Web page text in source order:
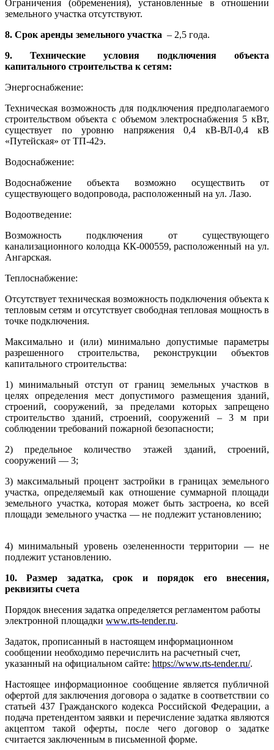
Ограничения (обременения), установленные в отношении
земельного участка отсутствуют.
8. Срок аренды земельного участка – 2,5 года.
9. Технические условия подключения объекта
капитального строительства к сетям:
Энергоснабжение:
Техническая возможность для подключения предполагаемого
строительством объекта с объемом электроснабжения 5 кВт,
существует по уровню напряжения 0,4 кВ-ВЛ-0,4 кВ
«Путейская» от ТП-42э.
Водоснабжение:
Водоснабжение объекта возможно осуществить от
существующего водопровода, расположенный на ул. Лазо.
Водоотведение:
Возможность подключения от существующего
канализационного колодца КК-000559, расположенный на ул.
Ангарская.
Теплоснабжение:
Отсутствует техническая возможность подключения объекта к
тепловым сетям и отсутствует свободная тепловая мощность в
точке подключения.
Максимально и (или) минимально допустимые параметры
разрешенного строительства, реконструкции объектов
капитального строительства:
1) минимальный отступ от границ земельных участков в
целях определения мест допустимого размещения зданий,
строений, сооружений, за пределами которых запрещено
строительство зданий, строений, сооружений – 3 м при
соблюдении требований пожарной безопасности;
2) предельное количество этажей зданий, строений,
сооружений — 3;
3) максимальный процент застройки в границах земельного
участка, определяе­мый как отношение суммарной площади
земельного участка, которая может быть застроена, ко всей
площади земельного участка — не подлежит установлению;
4) минимальный уровень озелененности территории — не
подлежит установлению.
10. Размер задатка, срок и порядок его внесения,
реквизиты счета
Порядок внесения задатка определяется регламентом работы
электронной площадки www.rts-tender.ru.
Задаток, прописанный в настоящем информационном
сообщении необходимо перечислить на расчетный счет,
указанный на официальном сайте: https://www.rts-tender.ru/.
Настоящее информационное сообщение является публичной
офертой для заключения договора о задатке в соответствии со
статьей 437 Гражданского кодекса Российской Федерации, а
подача претендентом заявки и перечисление задатка являются
акцептом такой оферты, после чего договор о задатке
считается заключенным в письменной форме.